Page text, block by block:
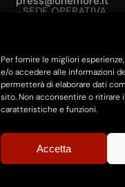
Per fornire le migliori
e/o accedere alle informazioni
permetterà di elaborare dati
sito. Non acconsentire o ritirare
caratteristiche e funzioni.
Accetta
SEDE OPERATIVA
Via Fulcieri Paulucci
Via Cola di Rienzo,
Impresa Trasparente|Termini